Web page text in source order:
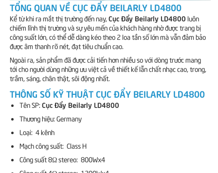
TỔNG QUAN VỀ CỤC ĐẨY BEILARLY LD4800
Kể từ khi ra mắt thị trường đến nay, Cục Đẩy Beilarly LD4800 luôn
chiếm lĩnh thị trường và sự yêu mến của khách hàng nhờ được trang bị
công suất lớn, có thể dễ dàng kéo theo 2 loa tần số lớn mà vẫn đảm bảo
được âm thanh rõ nét, đạt tiêu chuẩn cao.
Ngoài ra, sản phẩm đã được cải tiến hơn nhiều so với dòng trước mang
tới cho người dùng những ưu việt cả về thiết kế lẫn chất nhạc cao, trong,
trầm, sáng, chân thật, sôi động nhất.
THÔNG SỐ KỸ THUẬT CỤC ĐẨY BEILARLY LD4800
Tên SP: Cục Đẩy Beilarly LD4800
Thương hiệu: Germany
Loại: 4 kênh
Mạch công suất: Class H
Công suất 8Ω stereo: 800Wx4